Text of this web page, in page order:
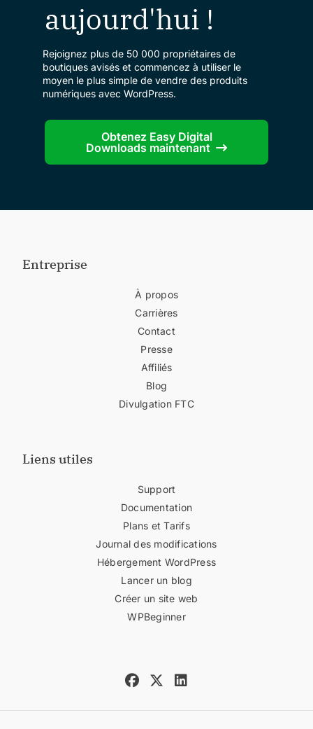
aujourd'hui !
Rejoignez plus de 50 000 propriétaires de
boutiques avisés et commencez à utiliser le
moyen le plus simple de vendre des produits
numériques avec WordPress.
Obtenez Easy Digital
Downloads maintenant
Entreprise
À propos
Carrières
Contact
Presse
Affiliés
Blog
Divulgation FTC
Liens utiles
Support
Documentation
Plans et Tarifs
Journal des modifications
Hébergement WordPress
Lancer un blog
Créer un site web
WPBeginner